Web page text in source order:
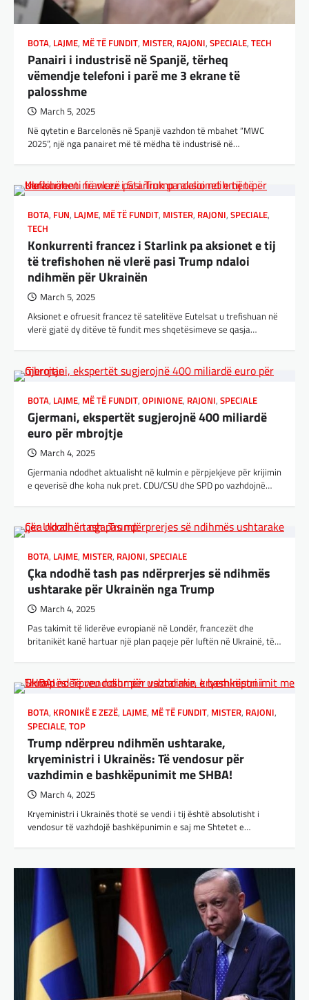
BOTA, LAJME, MË TË FUNDIT, MISTER, RAJONI, SPECIALE, TECH
Panairi i industrisë në Spanjë, tërheq
vëmendje telefoni i parë me 3 ekrane të
palosshme
March 5, 2025
Në qytetin e Barcelonës në Spanjë vazhdon të mbahet “MWC
2025”, një nga panairet më të mëdha të industrisë në…
BOTA, FUN, LAJME, MË TË FUNDIT, MISTER, RAJONI, SPECIALE,
TECH
Konkurrenti francez i Starlink pa aksionet e tij
të trefishohen në vlerë pasi Trump ndaloi
ndihmën për Ukrainën
March 5, 2025
Aksionet e ofruesit francez të satelitëve Eutelsat u trefishuan në
vlerë gjatë dy ditëve të fundit mes shqetësimeve se qasja…
BOTA, LAJME, MË TË FUNDIT, OPINIONE, RAJONI, SPECIALE
Gjermani, ekspertët sugjerojnë 400 miliardë
euro për mbrojtje
March 4, 2025
Gjermania ndodhet aktualisht në kulmin e përpjekjeve për krijimin
e qeverisë dhe koha nuk pret. CDU/CSU dhe SPD po vazhdojnë…
BOTA, LAJME, MISTER, RAJONI, SPECIALE
Çka ndodhë tash pas ndërprerjes së ndihmës
ushtarake për Ukrainën nga Trump
March 4, 2025
Pas takimit të liderëve evropianë në Londër, francezët dhe
britanikët kanë hartuar një plan paqeje për luftën në Ukrainë, të…
BOTA, KRONIKË E ZEZË, LAJME, MË TË FUNDIT, MISTER, RAJONI,
SPECIALE, TOP
Trump ndërpreu ndihmën ushtarake,
kryeministri i Ukrainës: Të vendosur për
vazhdimin e bashkëpunimit me SHBA!
March 4, 2025
Kryeministri i Ukrainës thotë se vendi i tij është absolutisht i
vendosur të vazhdojë bashkëpunimin e saj me Shtetet e…